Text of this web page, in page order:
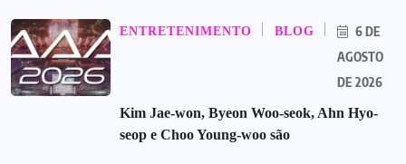
ENTRETENIMENTO BLOG
6 DE
AGOSTO
DE 2026
Kim Jae-won, Byeon Woo-seok, Ahn Hyo-
seop e Choo Young-woo são